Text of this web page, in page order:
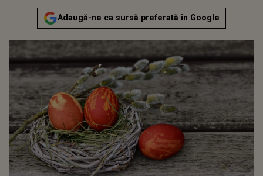
Adaugă-ne ca sursă preferată în Google